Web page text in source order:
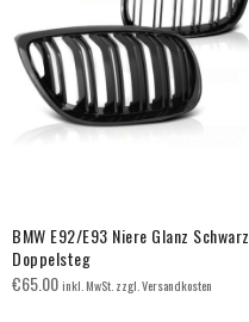
BMW E92/E93 Niere Glanz Schwarz
Doppelsteg
€65.00inkl. MwSt. zzgl. Versandkosten